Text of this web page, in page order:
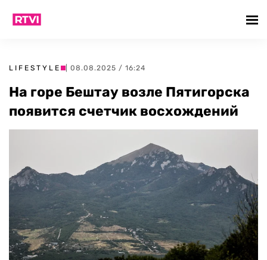
LIFESTYLE | 08.08.2025 / 16:24
На горе Бештау возле Пятигорска
появится счетчик восхождений